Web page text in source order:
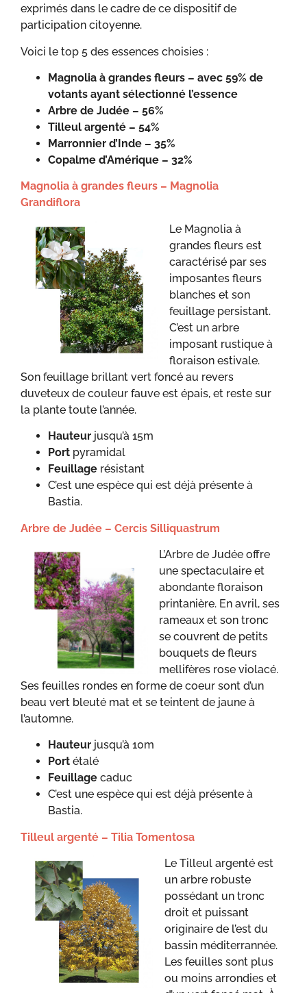
exprimés dans le cadre de ce dispositif de
participation citoyenne.
Voici le top 5 des essences choisies :
Magnolia à grandes fleurs – avec 59% de
votants ayant sélectionné l’essence
Arbre de Judée – 56%
Tilleul argenté – 54%
Marronnier d’Inde – 35%
Copalme d’Amérique – 32%
Magnolia à grandes fleurs – Magnolia
Grandiflora
Le Magnolia à
grandes fleurs est
caractérisé par ses
imposantes fleurs
blanches et son
feuillage persistant.
C’est un arbre
imposant rustique à
floraison estivale.
Son feuillage brillant vert foncé au revers
duveteux de couleur fauve est épais, et reste sur
la plante toute l’année.
Hauteur jusqu’à 15m
Port pyramidal
Feuillage résistant
C’est une espèce qui est déjà présente à
Bastia.
Arbre de Judée – Cercis Silliquastrum
L’Arbre de Judée offre
une spectaculaire et
abondante floraison
printanière. En avril, ses
rameaux et son tronc
se couvrent de petits
bouquets de fleurs
mellifères rose violacé.
Ses feuilles rondes en forme de coeur sont d’un
beau vert bleuté mat et se teintent de jaune à
l’automne.
Hauteur jusqu’à 10m
Port étalé
Feuillage caduc
C’est une espèce qui est déjà présente à
Bastia.
Tilleul argenté – Tilia Tomentosa
Le Tilleul argenté est
un arbre robuste
possédant un tronc
droit et puissant
originaire de l’est du
bassin méditerrannée.
Les feuilles sont plus
ou moins arrondies et